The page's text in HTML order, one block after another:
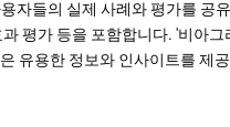
자들의 실제 사례와 평가를 공
평가 등을 포함합니다. '비아그
유용한 정보와 인사이트를 제